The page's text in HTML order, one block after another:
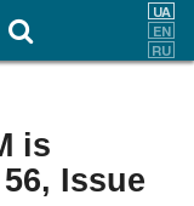
is
Issue